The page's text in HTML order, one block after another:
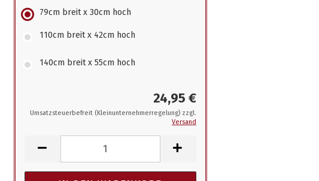
79cm breit x 30cm hoch
110cm breit x 42cm hoch
140cm breit x 55cm hoch
24,95 €
Umsatzsteuerbefreit (Kleinunternehmerregelung) zzgl.
Versand